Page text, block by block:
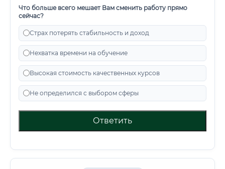
Что больше всего мешает Вам сменить работу прямо
сейчас?
Страх потерять стабильность и доход
Нехватка времени на обучение
Высокая стоимость качественных курсов
Не определился с выбором сферы
Ответить